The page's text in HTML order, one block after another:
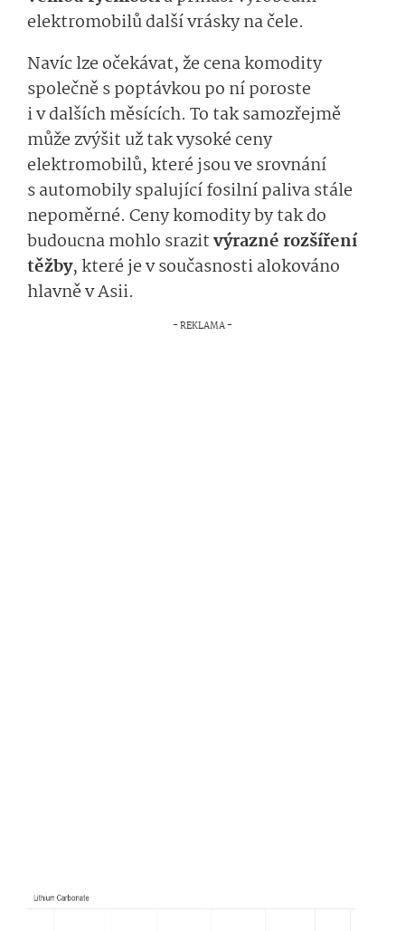
elektromobilů další vrásky na čele.
Navíc lze očekávat, že cena komodity
společně s poptávkou po ní poroste
i v dalších měsících. To tak samozřejmě
může zvýšit už tak vysoké ceny
elektromobilů, které jsou ve srovnání
s automobily spalující fosilní paliva stále
nepoměrné. Ceny komodity by tak do
budoucna mohlo srazitvýrazné rozšíření
těžby, které je v současnosti alokováno
hlavně v Asii.